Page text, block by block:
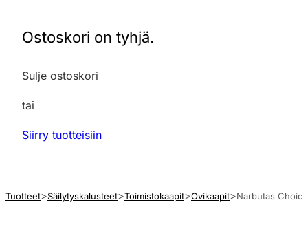
Ostoskori on tyhjä.
Sulje ostoskori
tai
Siirry tuotteisiin
Tuotteet Säilytyskalusteet Toimistokaapit Ovikaapit Narbutas